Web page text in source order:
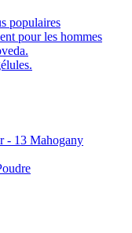
populaires
pour les hommes
- 13 Mahogany